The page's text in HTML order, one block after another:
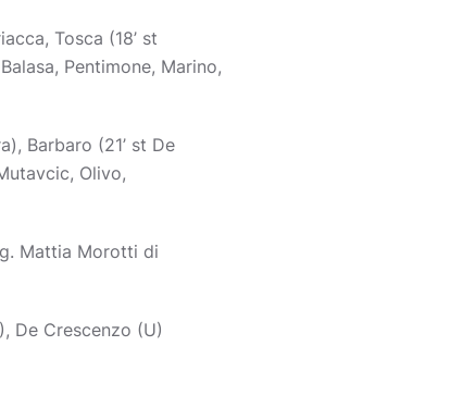
Tosca (18’ st
Pentimone, Marino,
Barbaro (21’ st De
Olivo,
Mattia Morotti di
De Crescenzo (U)